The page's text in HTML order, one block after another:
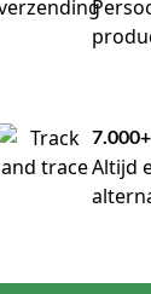
Altijd